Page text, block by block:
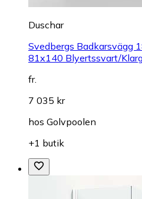
Duschar
Svedbergs Badkarsvägg
81x140 Blyertssvart/
fr.
7 035 kr
hos Golvpoolen
+1 butik